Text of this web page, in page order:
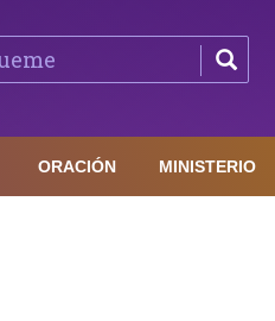
ORACIÓN MINISTERIO